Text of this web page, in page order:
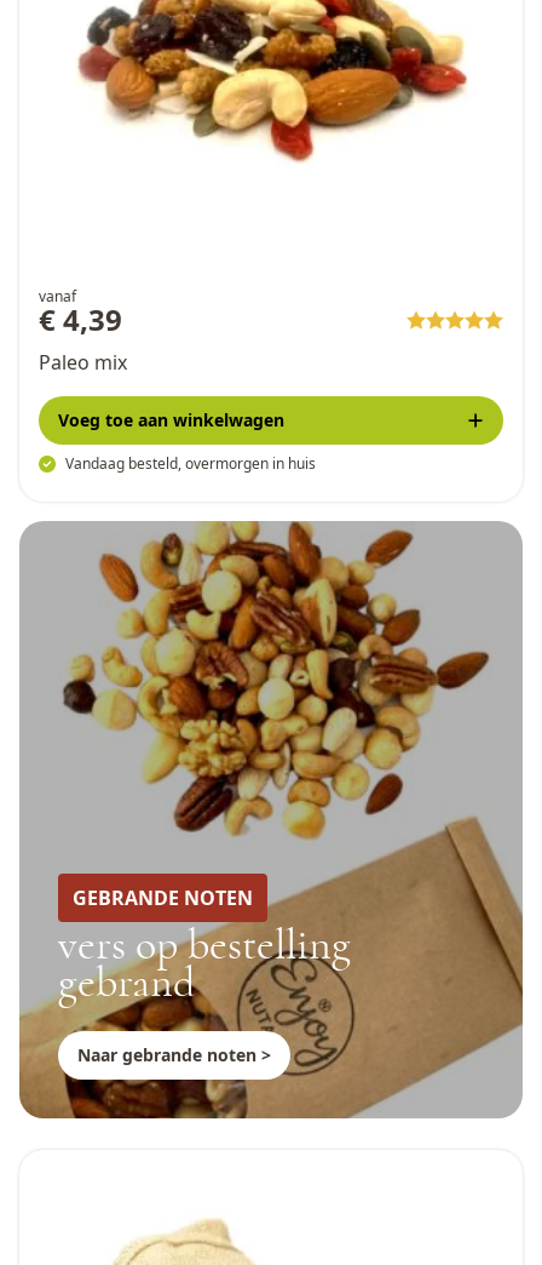
vanaf
€ 4,39
Paleo mix
Vandaag besteld, overmorgen in huis
Voeg toe aan winkelwagen
GEBRANDE NOTEN
vers op bestelling
gebrand
Naar gebrande noten >